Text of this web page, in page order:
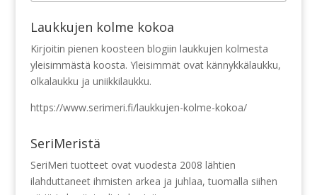
Laukkujen kolme kokoa
Kirjoitin pienen koosteen blogiin laukkujen kolmesta
yleisimmästä koosta. Yleisimmät ovat kännykkälaukku,
olkalaukku ja uniikkilaukku.
https://www.serimeri.fi/laukkujen-kolme-kokoa/
SeriMeristä
SeriMeri tuotteet ovat vuodesta 2008 lähtien
ilahduttaneet ihmisten arkea ja juhlaa, tuomalla siihen